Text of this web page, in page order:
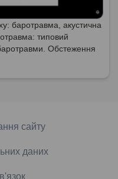
баротравма, акустична
типовий
Обстеження
сайту
даних